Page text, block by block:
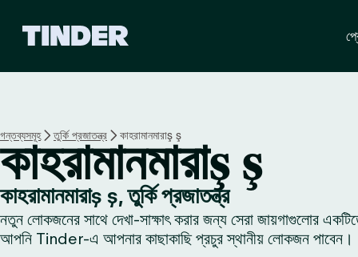
হো
ম
গন্তব্যসমূহ তুর্কি প্রজাতন্ত্র কাহরামানমারাş ş
কাহরামানমারাş ş
কাহরামানমারাş ş, তুর্কি প্রজাতন্ত্র
নতুন লোকজনের সাথে দেখা-সাক্ষাৎ করার জন্য সেরা জায়গাগুলোর
আপনি Tinder-এ আপনার কাছাকাছি প্রচুর স্থানীয় লোকজন পাবেন।